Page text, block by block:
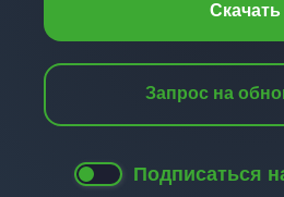
Скачать
Запрос на
Подписаться